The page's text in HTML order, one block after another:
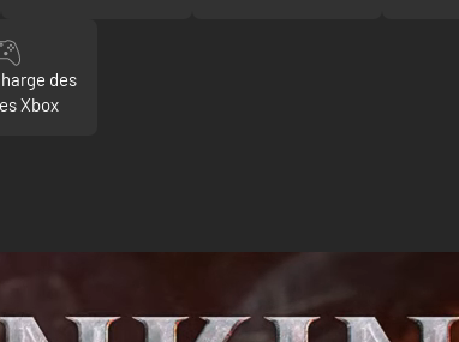
des
Xbox